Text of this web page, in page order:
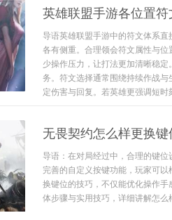
英雄联盟手游各位置
导语英雄联盟手游中的符文体系
各有侧重。合理领会符文属性与
少操作压力，让打法更加清晰稳
务。符文选择通常围绕持续作战
定伤害与回复。若英雄更强调短
无畏契约怎么样更换键
导语：在对局经过中，合理的键
完善的自定义按键功能，玩家可
换键位的技巧，不仅能优化操作
体步骤与实用技巧，详细讲解怎